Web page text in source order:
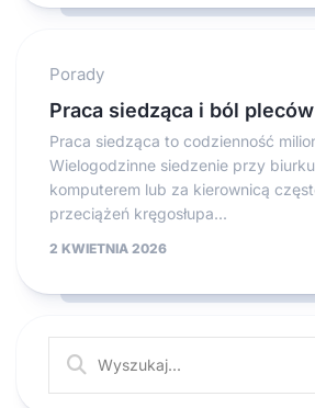
Porady
Praca siedząca i ból
Praca siedząca to codzienność
Wielogodzinne siedzenie przy
komputerem lub za kierownicą
przeciążeń kręgosłupa...
2 KWIETNIA 2026